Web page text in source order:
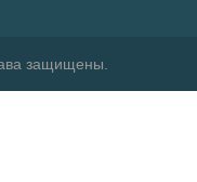
защищены.